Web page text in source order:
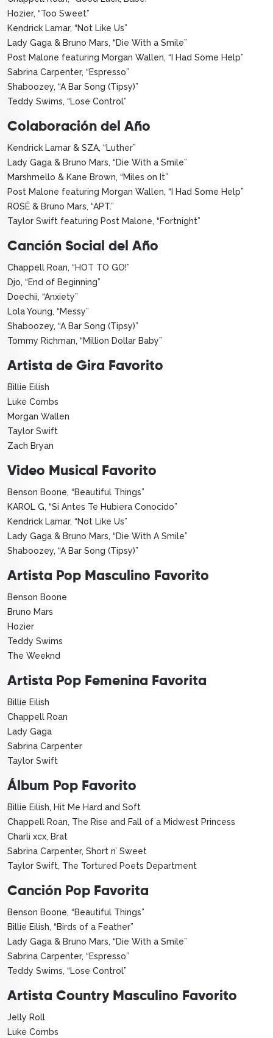
Hozier, “Too Sweet”
Kendrick Lamar, “Not Like Us”
Lady Gaga & Bruno Mars, “Die With a Smile”
Post Malone featuring Morgan Wallen, “I Had Some Help”
Sabrina Carpenter, “Espresso”
Shaboozey, “A Bar Song (Tipsy)”
Teddy Swims, “Lose Control”
Colaboración del Año
Kendrick Lamar & SZA, “Luther”
Lady Gaga & Bruno Mars, “Die With a Smile”
Marshmello & Kane Brown, “Miles on It”
Post Malone featuring Morgan Wallen, “I Had Some Help”
ROSÉ & Bruno Mars, “APT.”
Taylor Swift featuring Post Malone, “Fortnight”
Canción Social del Año
Chappell Roan, “HOT TO GO!”
Djo, “End of Beginning”
Doechii, “Anxiety”
Lola Young, “Messy”
Shaboozey, “A Bar Song (Tipsy)”
Tommy Richman, “Million Dollar Baby”
Artista de Gira Favorito
Billie Eilish
Luke Combs
Morgan Wallen
Taylor Swift
Zach Bryan
Video Musical Favorito
Benson Boone, “Beautiful Things”
KAROL G, “Si Antes Te Hubiera Conocido”
Kendrick Lamar, “Not Like Us”
Lady Gaga & Bruno Mars, “Die With A Smile”
Shaboozey, “A Bar Song (Tipsy)”
Artista Pop Masculino Favorito
Benson Boone
Bruno Mars
Hozier
Teddy Swims
The Weeknd
Artista Pop Femenina Favorita
Billie Eilish
Chappell Roan
Lady Gaga
Sabrina Carpenter
Taylor Swift
Álbum Pop Favorito
Billie Eilish, Hit Me Hard and Soft
Chappell Roan, The Rise and Fall of a Midwest Princess
Charli xcx, Brat
Sabrina Carpenter, Short n’ Sweet
Taylor Swift, The Tortured Poets Department
Canción Pop Favorita
Benson Boone, “Beautiful Things”
Billie Eilish, “Birds of a Feather”
Lady Gaga & Bruno Mars, “Die With a Smile”
Sabrina Carpenter, “Espresso”
Teddy Swims, “Lose Control”
Artista Country Masculino Favorito
Jelly Roll
Luke Combs